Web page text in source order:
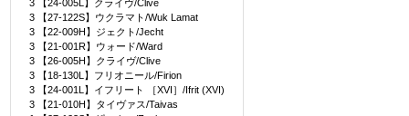
3 【24-005L】クライヴ/Clive
3 【27-122S】ウクラマト/Wuk Lamat
3 【22-009H】ジェクト/Jecht
3 【21-001R】ウォード/Ward
3 【26-005H】クライヴ/Clive
3 【18-130L】フリオニール/Firion
3 【24-001L】イフリート ［XVI］/Ifrit (XVI)
3 【21-010H】タイヴァス/Taivas